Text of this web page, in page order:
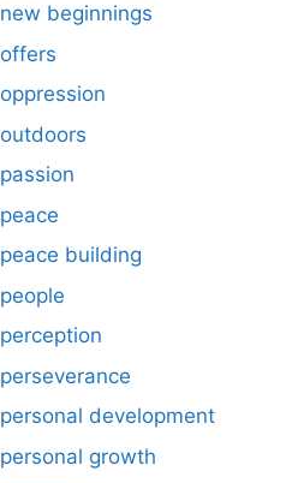
new beginnings
offers
oppression
outdoors
passion
peace
peace building
people
perception
perseverance
personal development
personal growth